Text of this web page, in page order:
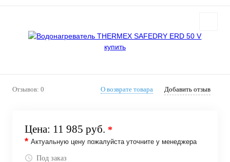
Отзывов: 0 О возврате товара Добавить отзыв
Цена: 11 985 руб. *
* Актуальную цену пожалуйста уточните у менеджера
Под заказ